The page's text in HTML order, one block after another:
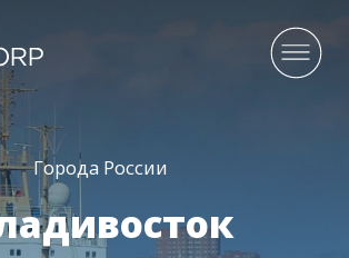
Города России